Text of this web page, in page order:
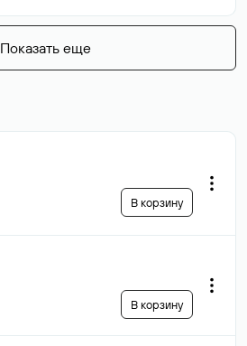
Показать еще
В корзину
В корзину